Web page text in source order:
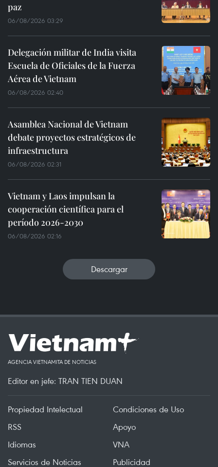
paz
06/08/2026 03:29
Delegación militar de India visita
Escuela de Oficiales de la Fuerza
Aérea de Vietnam
06/08/2026 02:40
Asamblea Nacional de Vietnam
debate proyectos estratégicos de
infraestructura
06/08/2026 02:31
Vietnam y Laos impulsan la
cooperación científica para el
período 2026-2030
06/08/2026 02:16
Descargar
AGENCIA VIETNAMITA DE NOTICIAS
Editor en jefe: TRAN TIEN DUAN
Propiedad Intelectual
Condiciones de Uso
RSS
Apoyo
Idiomas
VNA
Servicios de Noticias
Publicidad